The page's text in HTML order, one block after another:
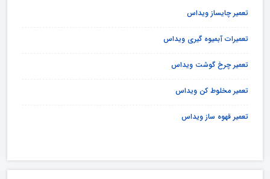
تعمیر چایساز ویداس
تعمیرات آبمیوه گیری ویداس
تعمیر چرخ گوشت ویداس
تعمیر مخلوط کن ویداس
تعمیر قهوه ساز ویداس